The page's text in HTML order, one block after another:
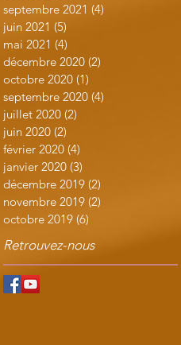
septembre 2021 (4)
juin 2021 (5)
mai 2021 (4)
décembre 2020 (2)
octobre 2020 (1)
septembre 2020 (4)
juillet 2020 (2)
juin 2020 (2)
février 2020 (4)
janvier 2020 (3)
décembre 2019 (2)
novembre 2019 (2)
octobre 2019 (6)
Retrouvez-nous